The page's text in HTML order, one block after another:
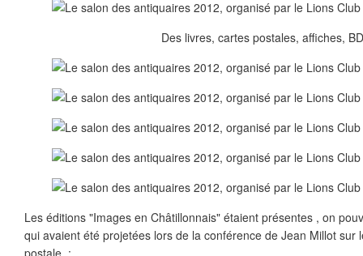
Des livres, cartes postales, affiches,
Les éditions "Images en Châtillonnais" étaient présentes , on
qui avaient été projetées lors de la conférence de Jean Millot sur
postale..: